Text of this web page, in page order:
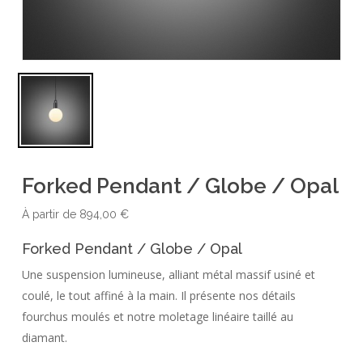
Forked Pendant / Globe / Opal
À partir de 894,00 €
Forked Pendant / Globe / Opal
Une suspension lumineuse, alliant métal massif usiné et
coulé, le tout affiné à la main. Il présente nos détails
fourchus moulés et notre moletage linéaire taillé au
diamant.